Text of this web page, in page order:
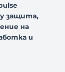
защита,
на
и